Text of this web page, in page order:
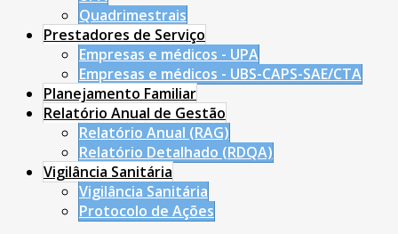
Quadrimestrais
Prestadores de Serviço
Empresas e médicos - UPA
Empresas e médicos - UBS-CAPS-SAE/CTA
Planejamento Familiar
Relatório Anual de Gestão
Relatório Anual (RAG)
Relatório Detalhado (RDQA)
Vigilância Sanitária
Vigilância Sanitária
Protocolo de Ações